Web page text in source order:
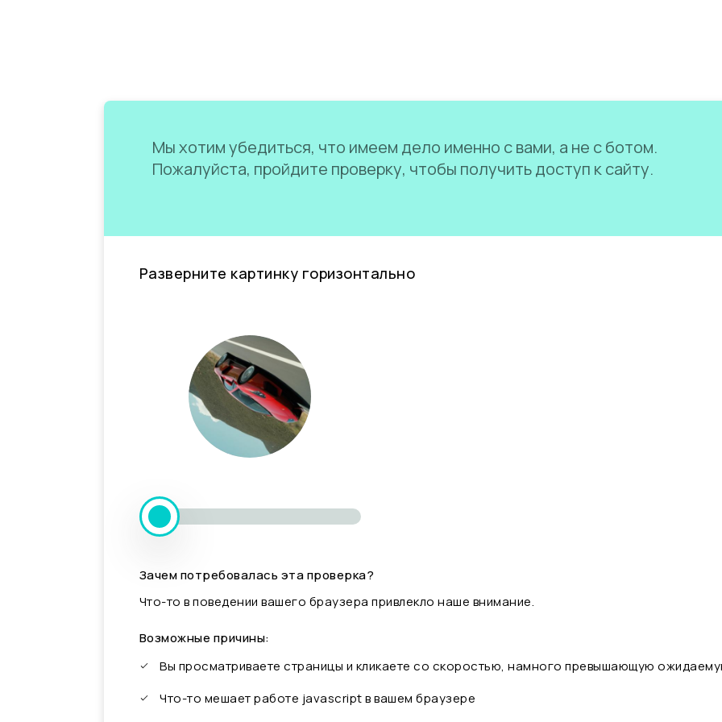
Мы хотим убедиться, что имеем дело именно с вами, а не с ботом.
Пожалуйста, пройдите проверку, чтобы получить доступ к сайту.
Разверните картинку горизонтально
Зачем потребовалась эта проверка?
Что-то в поведении вашего браузера привлекло наше внимание.
Возможные причины:
Вы просматриваете страницы и кликаете со скоростью, намного превышающую
Что-то мешает работе javascript в вашем браузере